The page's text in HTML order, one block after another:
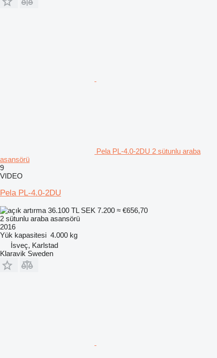
Pela PL-4.0-2DU 2 sütunlu araba
asansörü
9
VIDEO
Pela PL-4.0-2DU
36.100 TL SEK 7.200 ≈ €656,70
2 sütunlu araba asansörü
2016
Yük kapasitesi 4.000 kg
İsveç, Karlstad
Klaravik Sweden